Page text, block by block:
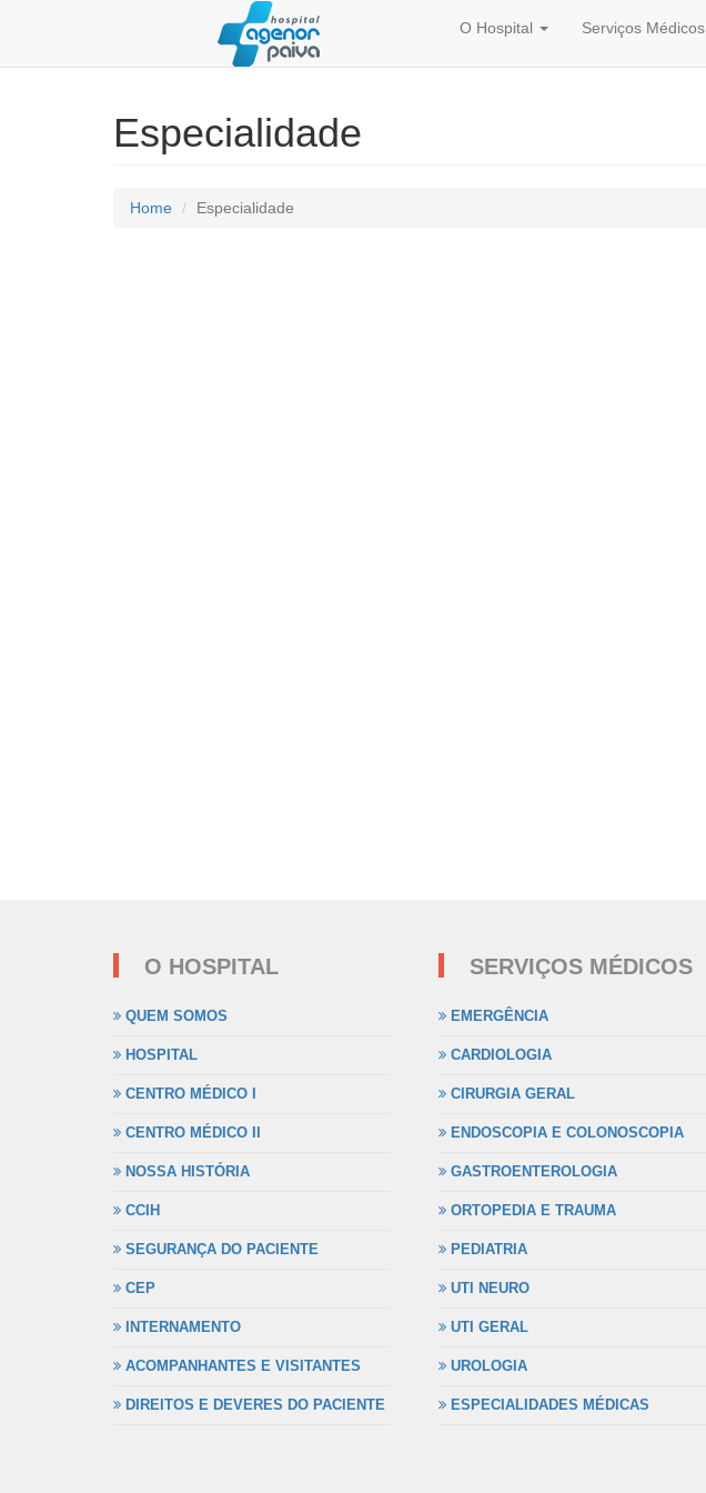
O Hospital Serviços Médicos
Especialidade
Home Especialidade
O HOSPITAL
QUEM SOMOS
HOSPITAL
CENTRO MÉDICO I
CENTRO MÉDICO II
NOSSA HISTÓRIA
CCIH
SEGURANÇA DO PACIENTE
CEP
INTERNAMENTO
ACOMPANHANTES E VISITANTES
DIREITOS E DEVERES DO PACIENTE
SERVIÇOS MÉDICOS
EMERGÊNCIA
CARDIOLOGIA
CIRURGIA GERAL
ENDOSCOPIA E COLONOSCOPIA
GASTROENTEROLOGIA
ORTOPEDIA E TRAUMA
PEDIATRIA
UTI NEURO
UTI GERAL
UROLOGIA
ESPECIALIDADES MÉDICAS